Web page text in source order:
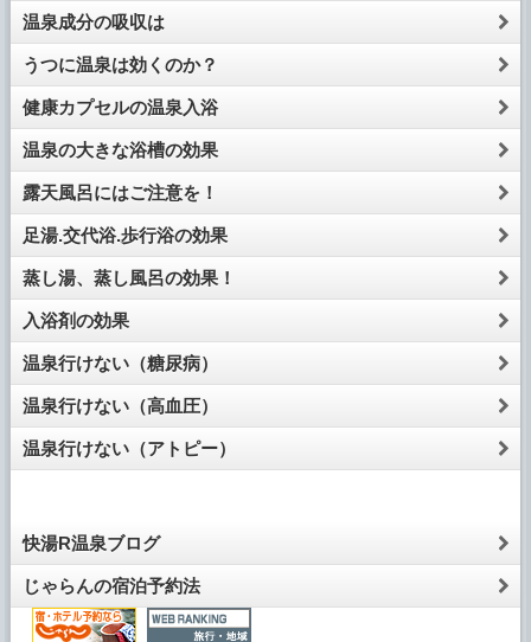
温泉成分の吸収は
うつに温泉は効くのか？
健康カプセルの温泉入浴
温泉の大きな浴槽の効果
露天風呂にはご注意を！
足湯.交代浴.歩行浴の効果
蒸し湯、蒸し風呂の効果！
入浴剤の効果
温泉行けない（糖尿病）
温泉行けない（高血圧）
温泉行けない（アトピー）
快湯R温泉ブログ
じゃらんの宿泊予約法